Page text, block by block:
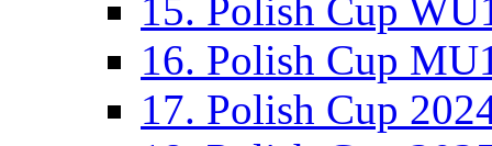
15. Polish Cup
16. Polish Cup
17. Polish Cup